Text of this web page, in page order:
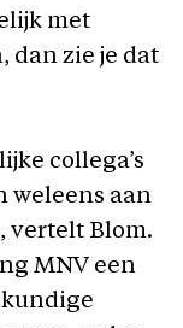
met
dan zie je dat
collega’s
weleens aan
vertelt Blom.
MNV een